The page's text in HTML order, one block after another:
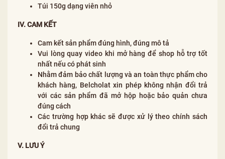
Túi 150g dạng viên nhỏ
IV. CAM KẾT
Cam kết sản phẩm đúng hình, đúng mô tả
Vui lòng quay video khi mở hàng để shop hỗ trợ tốt
nhất nếu có phát sinh
Nhằm đảm bảo chất lượng và an toàn thực phẩm cho
khách hàng, Belcholat xin phép không nhận đổi trả
với các sản phẩm đã mở hộp hoặc bảo quản chưa
đúng cách
Các trường hợp khác sẽ được xử lý theo chính sách
đổi trả chung
V. LƯU Ý